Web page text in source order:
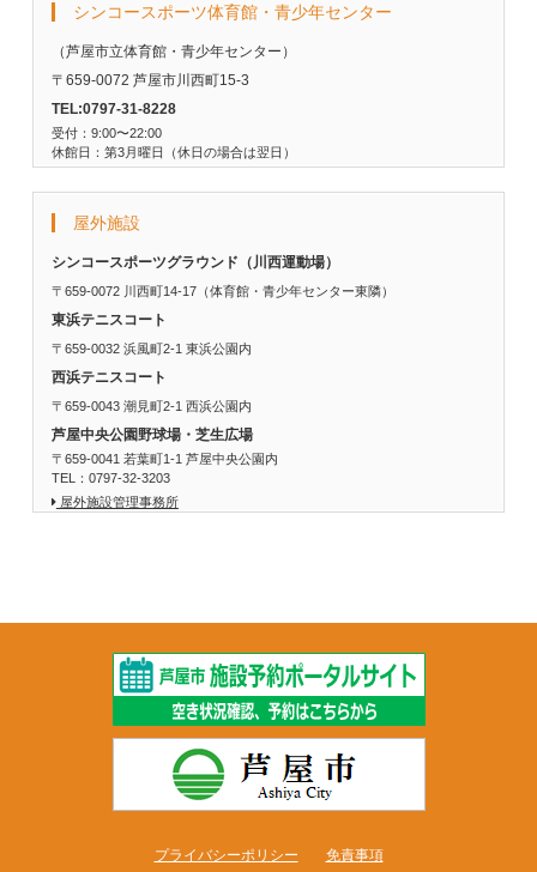
シンコースポーツ体育館・青少年センター
（芦屋市立体育館・青少年センター）
〒659-0072 芦屋市川西町15-3
TEL:0797-31-8228
受付：9:00〜22:00
休館日：第3月曜日（休日の場合は翌日）
屋外施設
シンコースポーツグラウンド（川西運動場）
〒659-0072 川西町14-17（体育館・青少年センター東隣）
東浜テニスコート
〒659-0032 浜風町2-1 東浜公園内
西浜テニスコート
〒659-0043 潮見町2-1 西浜公園内
芦屋中央公園野球場・芝生広場
〒659-0041 若葉町1-1 芦屋中央公園内
TEL：0797-32-3203
屋外施設管理事務所
プライバシーポリシー 免責事項